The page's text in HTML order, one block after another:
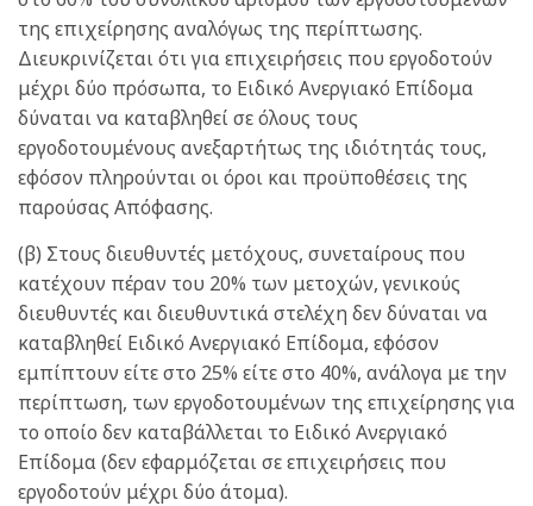
της επιχείρησης αναλόγως της περίπτωσης.
Διευκρινίζεται ότι για επιχειρήσεις που εργοδοτούν
μέχρι δύο πρόσωπα, το Ειδικό Ανεργιακό Επίδομα
δύναται να καταβληθεί σε όλους τους
εργοδοτουμένους ανεξαρτήτως της ιδιότητάς τους,
εφόσον πληρούνται οι όροι και προϋποθέσεις της
παρούσας Απόφασης.
(β) Στους διευθυντές μετόχους, συνεταίρους που
κατέχουν πέραν του 20% των μετοχών, γενικούς
διευθυντές και διευθυντικά στελέχη δεν δύναται να
καταβληθεί Ειδικό Ανεργιακό Επίδομα, εφόσον
εμπίπτουν είτε στο 25% είτε στο 40%, ανάλογα με την
περίπτωση, των εργοδοτουμένων της επιχείρησης για
το οποίο δεν καταβάλλεται το Ειδικό Ανεργιακό
Επίδομα (δεν εφαρμόζεται σε επιχειρήσεις που
εργοδοτούν μέχρι δύο άτομα).